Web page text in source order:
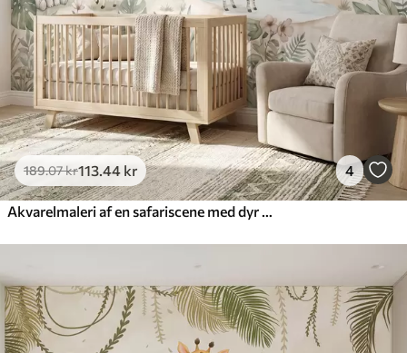
Premium vinyl
516.67 310.00kr/m²
Peel and Stick
666.67400.00kr/m²
189.07kr113 .44 kr 4